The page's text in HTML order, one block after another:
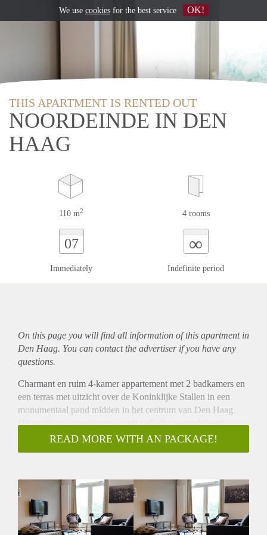
THIS APARTMENT IS RENTED OUT
NOORDEINDE IN DEN
HAAG
110 m2 4 rooms
07
Immediately
∞
Indefinite period
On this page you will find all information of this apartmentin
Den Haag. You can contact the advertiser if you have any
questions.
Charmant en ruim 4-kamer appartement met 2 badkamers en
een terras met uitzicht over de Koninklijke Stallen in een
monumentaal pand midden in het centrum van Den Haag.
Dit moderne appartement wordt volledig gemeubileerd
geleverd.
INDELING:
naar de lichte woonkamer met open keuken. De moderne L-
vormige is voorzien van alle inbouwapparatuur. Twee
slaapkamers, beide voorzien van een tweepersoonsbed.
Derde slaapkamer die in gebruik is als inloopkast. Twee
READ MORE WITH AN PACKAGE!
We use cookiesfor the best service OK!